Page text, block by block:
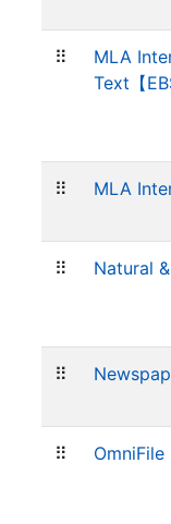
⠿
MLA
Text【
⠿ MLA
⠿ Natural
⠿
⠿ OmniFile